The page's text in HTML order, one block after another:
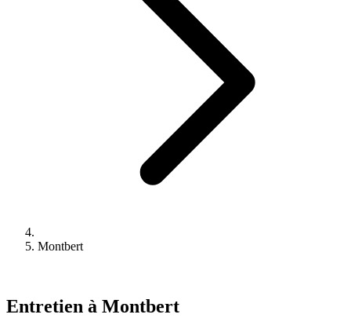
Montbert
Entretien à Montbert